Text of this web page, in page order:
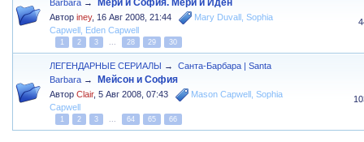
Barbara → Мери и София. Мери и Иден
Авторiney, 16 Авг 2008, 21:44 Mary Duvall ,Sophia
Capwell Eden Capwell
1 2 3 ... 28 29 30
ЛЕГЕНДАРНЫЕ СЕРИАЛЫ →
Санта-Барбара | Santa
Barbara → Мейсон и София
АвторClair,5 Авг 2008, 07:43 Mason Capwell ,Sophia
Capwell
1 2 3 ... 64 65 66